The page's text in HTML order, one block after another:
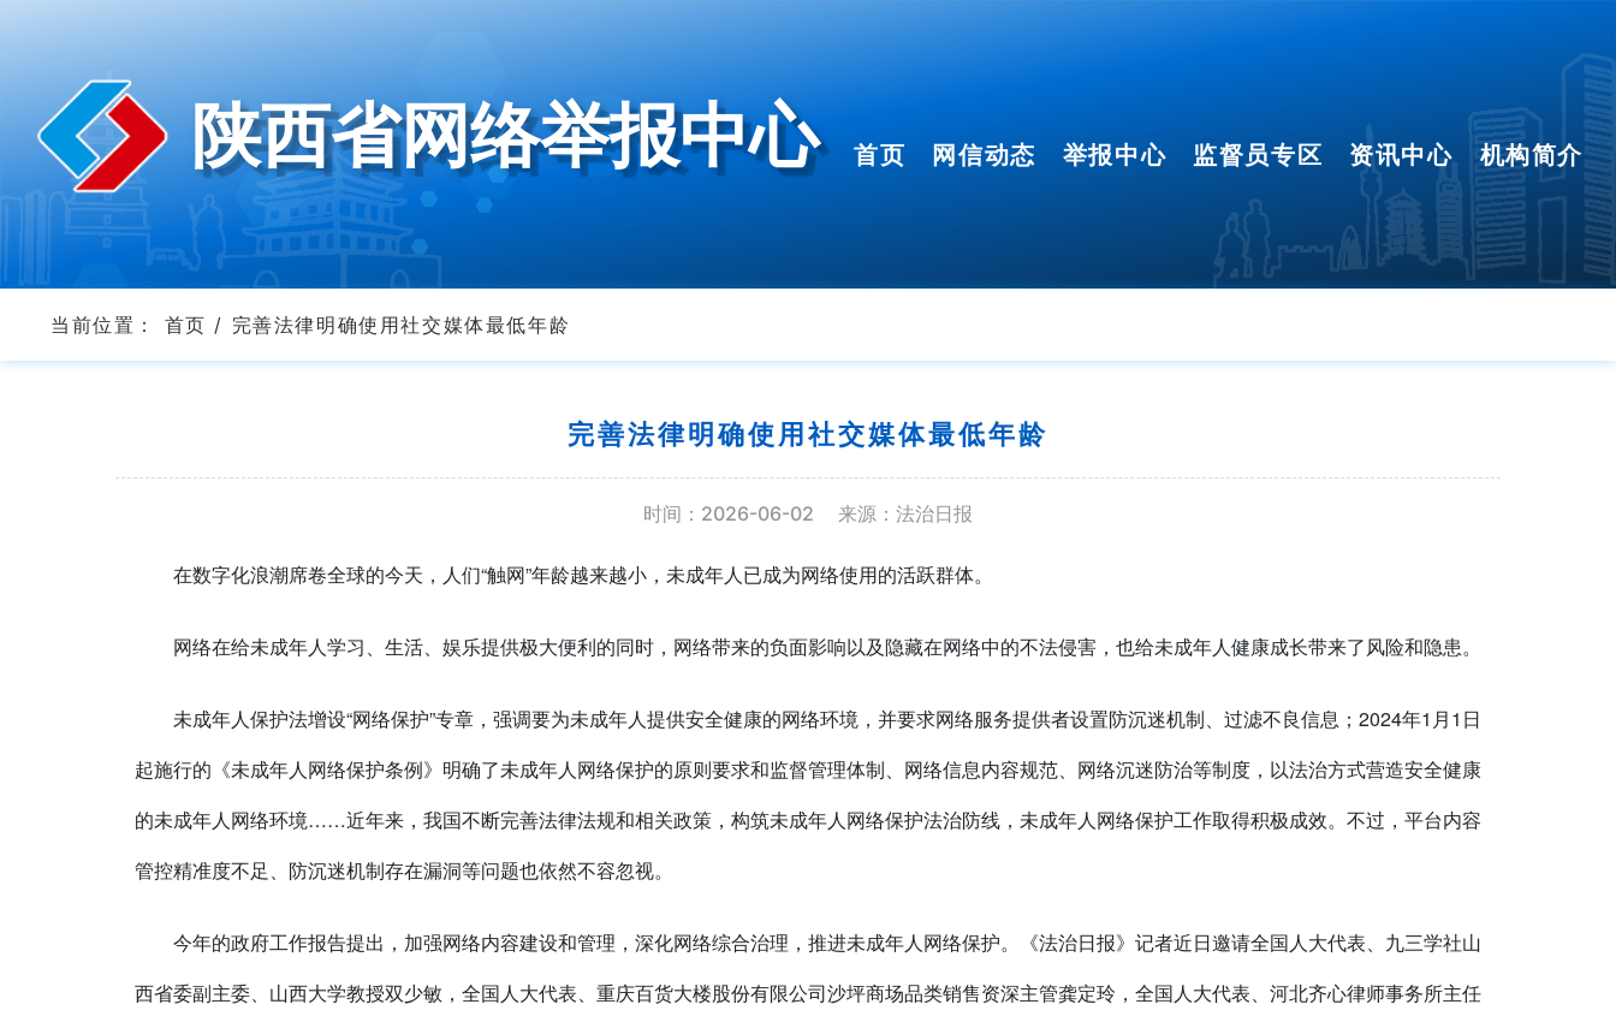
陕西省网络举报中心 首页 网信动态 举报中心 监督员专区 资讯中心 机构简介
当前位置： 首页 / 完善法律明确使用社交媒体最低年龄
完善法律明确使用社交媒体最低年龄
时间：2026-06-02 来源：法治日报
在数字化浪潮席卷全球的今天，人们“触网”年龄越来越小，未成年人已成为网络使用的活跃群体。
网络在给未成年人学习、生活、娱乐提供极大便利的同时，网络带来的负面影响以及隐藏在网络中的不法侵害，也给未成年人健康成长带来了风险和隐患。
未成年人保护法增设“网络保护”专章，强调要为未成年人提供安全健康的网络环境，并要求网络服务提供者设置防沉迷机制、过滤不良信息；2024年1月1日
起施行的《未成年人网络保护条例》明确了未成年人网络保护的原则要求和监督管理体制、网络信息内容规范、网络沉迷防治等制度，以法治方式营造安全健康
的未成年人网络环境……近年来，我国不断完善法律法规和相关政策，构筑未成年人网络保护法治防线，未成年人网络保护工作取得积极成效。不过，平台内容
管控精准度不足、防沉迷机制存在漏洞等问题也依然不容忽视。
今年的政府工作报告提出，加强网络内容建设和管理，深化网络综合治理，推进未成年人网络保护。《法治日报》记者近日邀请全国人大代表、九三学社山
西省委副主委、山西大学教授双少敏，全国人大代表、重庆百货大楼股份有限公司沙坪商场品类销售资深主管龚定玲，全国人大代表、河北齐心律师事务所主任